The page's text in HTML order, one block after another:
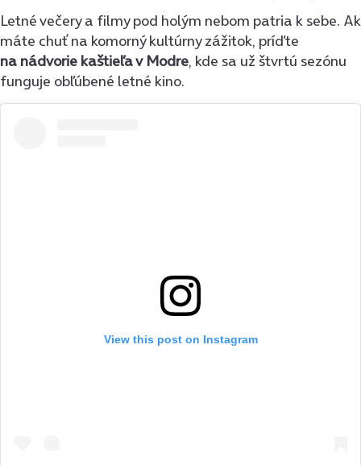
Letné večery a filmy pod holým nebom patria k sebe. Ak
máte chuť na komorný kultúrny zážitok, príďte
na nádvorie kaštieľa v Modre, kde sa už štvrtú sezónu
funguje obľúbené letné kino.
View this post on Instagram